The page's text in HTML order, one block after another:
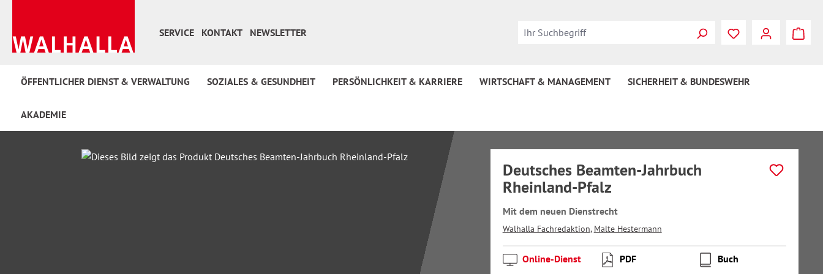
SERVICE
KONTAKT NEWSLETTER
ÖFFENTLICHER DIENST & VERWALTUNG SOZIALES & GESUNDHEIT PERSÖNLICHKEIT & KARRIERE WIRTSCHAFT & MANAGEMENT SICHERHEIT & BUNDESWEHR
AKADEMIE
Bildergalerie überspringen
Deutsches Beamten-Jahrbuch
Rheinland-Pfalz
Mit dem neuen Dienstrecht
Walhalla Fachredaktion, Malte Hestermann
Online-Dienst PDF Buch